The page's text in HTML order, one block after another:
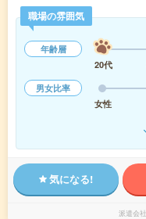
職場の雰囲気
年齢層
20代
男女比率
女性
気になる!
派遣会社